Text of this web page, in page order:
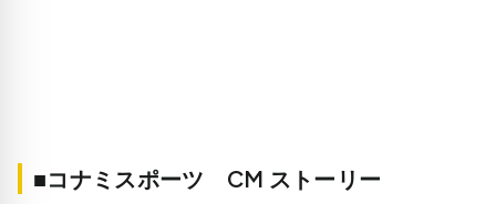
■コナミスポーツ CM ストーリー